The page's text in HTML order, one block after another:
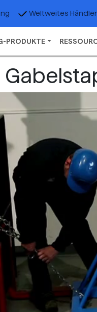
Weltweites
PRODUKTE